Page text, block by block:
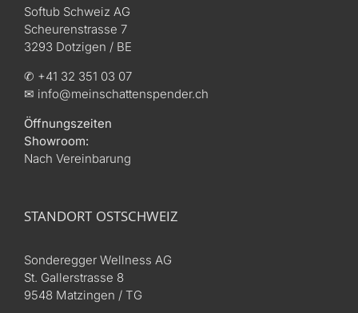
Softub Schweiz AG
Scheurenstrasse 7
3293 Dotzigen / BE
✆ +41 32 351 03 07
✉ info@meinschattenspender.ch
Öffnungszeiten
Showroom:
Nach Vereinbarung
STANDORT OSTSCHWEIZ
Sonderegger Wellness AG
St. Gallerstrasse 8
9548 Matzingen / TG